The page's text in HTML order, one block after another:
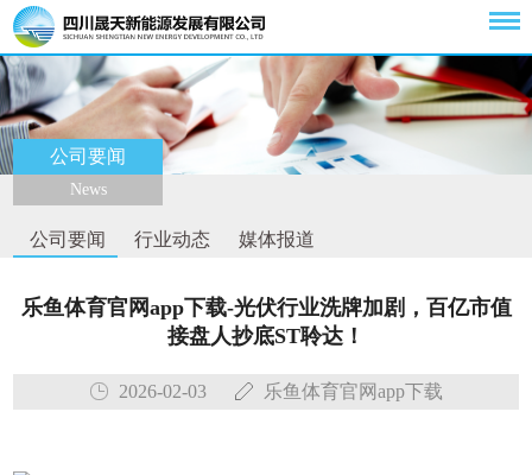
公司要闻
News
公司要闻 行业动态 媒体报道
乐鱼体育官网app下载-光伏行业洗牌加剧，百亿市值
接盘人抄底ST聆达！
2026-02-03 乐鱼体育官网app下载